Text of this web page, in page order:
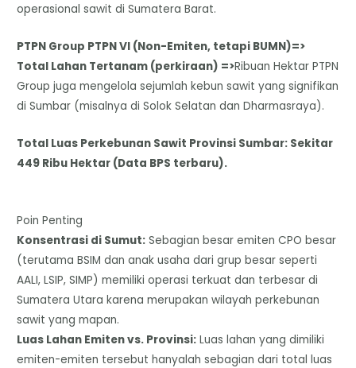
operasional sawit di Sumatera Barat.
PTPN Group PTPN VI (Non-Emiten, tetapi BUMN)=>
Total Lahan Tertanam (perkiraan) =>Ribuan Hektar PTPN
Group juga mengelola sejumlah kebun sawit yang signifikan
di Sumbar (misalnya di Solok Selatan dan Dharmasraya).
Total Luas Perkebunan Sawit Provinsi Sumbar: Sekitar
449 Ribu Hektar (Data BPS terbaru).
Poin Penting
Konsentrasi di Sumut: Sebagian besar emiten CPO besar
(terutama BSIM dan anak usaha dari grup besar seperti
AALI, LSIP, SIMP) memiliki operasi terkuat dan terbesar di
Sumatera Utara karena merupakan wilayah perkebunan
sawit yang mapan.
​Luas Lahan Emiten vs. Provinsi: Luas lahan yang dimiliki
emiten-emiten tersebut hanyalah sebagian dari total luas